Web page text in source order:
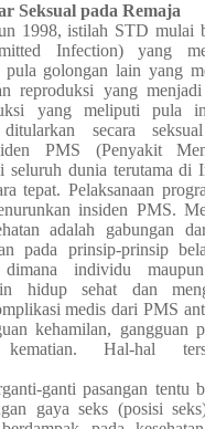
Seksual pada Remaja
1998, istilah STD mulai
Infection) yang
pula golongan lain yang
reproduksi yang
yang meliputi pula
secara
PMS (Penyakit
seluruh dunia terutama di
tepat. Pelaksanaan
insiden PMS.
adalah gabungan
pada prinsip-prinsip
individu
hidup sehat dan
medis dari PMS
kehamilan, gangguan
Hal-hal
ganti pasangan tentu
gaya seks (posisi